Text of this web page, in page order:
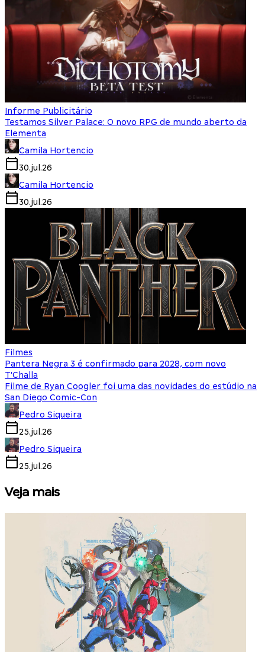
Informe Publicitário
Testamos Silver Palace: O novo RPG de mundo aberto da
Elementa
Camila Hortencio
30.jul.26
Camila Hortencio
30.jul.26
Filmes
Pantera Negra 3 é confirmado para 2028, com novo
T'Challa
Filme de Ryan Coogler foi uma das novidades do estúdio na
San Diego Comic-Con
Pedro Siqueira
25.jul.26
Pedro Siqueira
25.jul.26
Veja mais